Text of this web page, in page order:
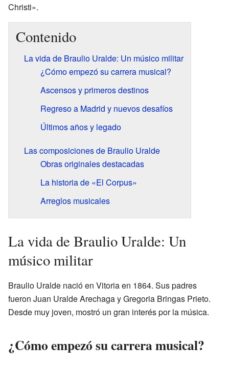
Christi».
Contenido
La vida de Braulio Uralde: Un músico militar
¿Cómo empezó su carrera musical?
Ascensos y primeros destinos
Regreso a Madrid y nuevos desafíos
Últimos años y legado
Las composiciones de Braulio Uralde
Obras originales destacadas
La historia de «El Corpus»
Arreglos musicales
La vida de Braulio Uralde: Un
músico militar
Braulio Uralde nació en Vitoria en 1864. Sus padres
fueron Juan Uralde Arechaga y Gregoria Bringas Prieto.
Desde muy joven, mostró un gran interés por la música.
¿Cómo empezó su carrera musical?